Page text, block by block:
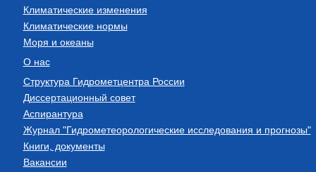
Климатические изменения
Климатические нормы
Моря и океаны
О нас
Структура Гидрометцентра России
Диссертационный совет
Аспирантура
Журнал "Гидрометеорологические исследования и прогнозы"
Книги, документы
Вакансии